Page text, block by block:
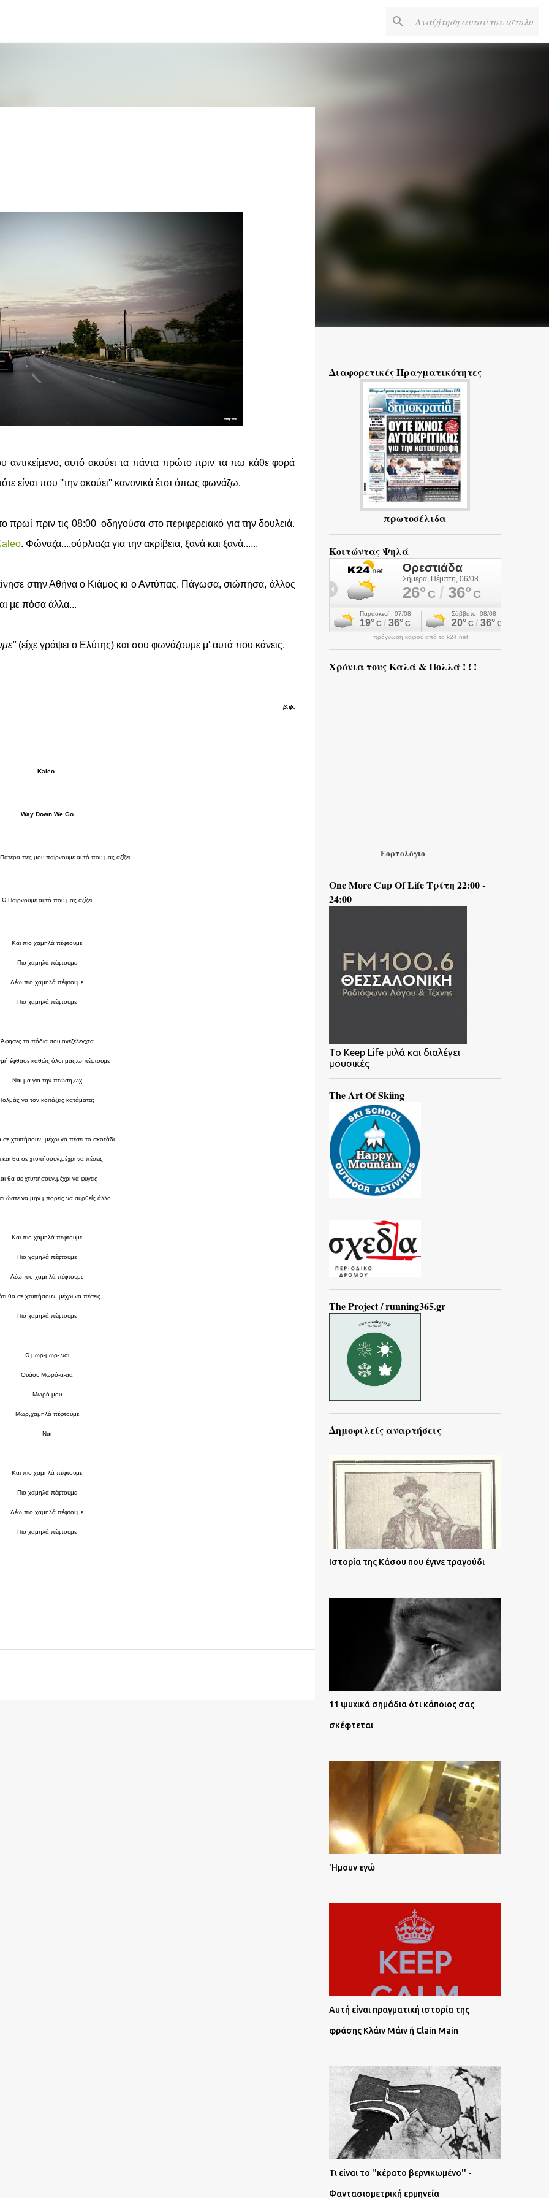
αντικείμενο, αυτό ακούει τα πάντα πρώτο πριν τα πω κάθε φορά
είναι που ''την ακούει'' κανονικά έτσι όπως φωνάζω.
πριν τις 08:00 οδηγούσα στο περιφερειακό για την δουλειά.
. Φώναζα....ούρλιαζα για την ακρίβεια, ξανά και ξανά......
στην Αθήνα ο Κιάμος κι ο Αντύπας. Πάγωσα, σιώπησα, άλλος
με πόσα άλλα...
(είχε γράψει ο Ελύτης) και σου φωνάζουμε μ' αυτά που κάνεις.
β.ψ.
Kaleo
Way Down We Go
πες μου,παίρνουμε αυτό που μας αξίζει;
Ω,Παίρνουμε αυτό που μας αξίζει
Και πιο χαμηλά πέφτουμε
Πιο χαμηλά πέφτουμε
Λέω πιο χαμηλά πέφτουμε
Πιο χαμηλά πέφτουμε
Άφησες τα πόδια σου ανεξέλεγχτα
έφθασε καθώς όλοι μας,ω,πέφτουμε
Ναι μα για την πτώση,ωχ
Τολμάς να τον κοιτάξεις κατάματα;
σε χτυπήσουν, μέχρι να πέσει το σκοτάδι
και θα σε χτυπήσουν,μέχρι να πέσεις
θα σε χτυπήσουν,μέχρι να φύγεις
ώστε να μην μπορείς να συρθείς άλλο
Και πιο χαμηλά πέφτουμε
Πιο χαμηλά πέφτουμε
Λέω πιο χαμηλά πέφτουμε
θα σε χτυπήσουν, μέχρι να πέσεις
Πιο χαμηλά πέφτουμε
Ω μωρ-μωρ- ναι
Ουάου Μωρό-α-αα
Μωρό μου
Μωρ,χαμηλά πέφτουμε
Ναι
Και πιο χαμηλά πέφτουμε
Πιο χαμηλά πέφτουμε
Λέω πιο χαμηλά πέφτουμε
Πιο χαμηλά πέφτουμε
Διαφορετικές Πραγματικότητες
πρωτοσέλιδα
Κοιτώντας Ψηλά
πρόγνωση καιρού από το k24.net
Χρόνια τους Καλά & Πολλά ! ! !
Εορτολόγιο
One More Cup Of Life Τρίτη 22:00 -
24:00
To Keep Life μιλά και διαλέγει
μουσικές
The Art Of Skiing
The Project / running365.gr
Δημοφιλείς αναρτήσεις
Ιστορία της Κάσου που έγινε τραγούδι
11 ψυχικά σημάδια ότι κάποιος σας
σκέφτεται
'Ημουν εγώ
Αυτή είναι πραγματική ιστορία της
φράσης Κλάιν Μάιν ή Clain Main
Τι είναι το ''κέρατο βερνικωμένο'' -
Φαντασιομετρική ερμηνεία